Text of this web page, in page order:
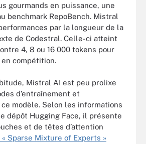
gourmands en puissance, une
benchmark RepoBench. Mistral
par la longueur de la
de Codestral. Celle-ci atteint
4, 8 ou 16 000 tokens pour
compétition.
Mistral AI est peu prolixe
d’entraînement et
modèle. Selon les informations
dépôt Hugging Face, il présente
et de têtes d’attention
« Sparse Mixture of Experts »